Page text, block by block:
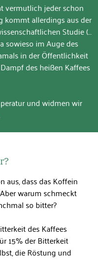
vermutlich jeder schon
kommt allerdings aus der
Studie (…
sowieso im Auge des
in der Öffentlichkeit
des heißen Kaffees
und widmen wir
aus, dass das Koffein
warum schmeckt
so bitter?
des Kaffees
15% der Bitterkeit
die Röstung und